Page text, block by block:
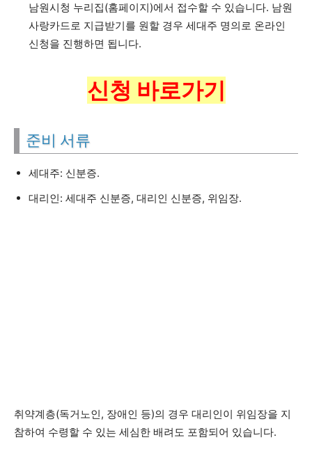
남원시청 누리집(홈페이지)에서 접수할 수 있습니다. 남원
사랑카드로 지급받기를 원할 경우 세대주 명의로 온라인
신청을 진행하면 됩니다.
신청 바로가기
준비 서류
세대주: 신분증.
대리인: 세대주 신분증, 대리인 신분증, 위임장.
취약계층(독거노인, 장애인 등)의 경우 대리인이 위임장을 지
참하여 수령할 수 있는 세심한 배려도 포함되어 있습니다.